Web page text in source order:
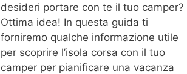
desideri portare con te il tuo camper?
Ottima idea! In questa guida ti
forniremo qualche informazione utile
per scoprire l’isola corsa con il tuo
camper per pianificare una vacanza